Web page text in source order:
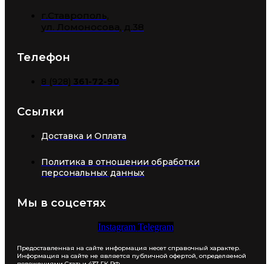
Телефон
Ссылки
Доставка и Оплата
Политика в отношении обработки
персональных данных
Мы в соцсетях
Instagram Telegram
Предоставленная на сайте информация несет справочный характер.
Информация на сайте не является публичной офертой, определяемой